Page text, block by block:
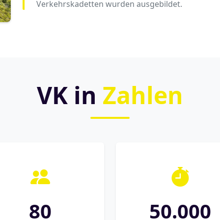
Verkehrskadetten wurden ausgebildet.
VK in Zahlen
80 50.000